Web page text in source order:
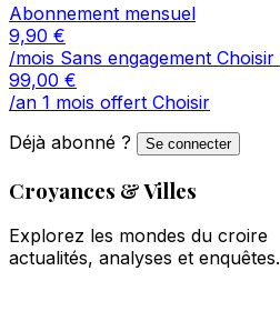
Abonnement mensuel
9,90 €
/mois Sans engagement Choisir
99,00 €
/an 1 mois offert Choisir
Déjà abonné ?
Se connecter
Croyances & Villes
Explorez les mondes du croire
actualités, analyses et enquêtes.